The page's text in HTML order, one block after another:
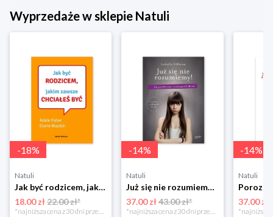
Wyprzedaże w sklepie Natuli
-18%
Natuli
Jak być rodzicem, jakim zawsze chciałeś być Media rodzina
18.00 zł22.00 zł*
*najniższa cena z 30 dni przed obniżką
-14%
Natuli
Już się nie rozumiemy! Jak przeżyć czas trzaskających drzwi Esprit
37.00 zł 43.00 zł*
*najniższa cena z 30 dni przed obniżką
-14%
Natuli
37.00 zł